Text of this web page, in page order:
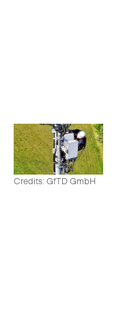
Credits: GfTD GmbH